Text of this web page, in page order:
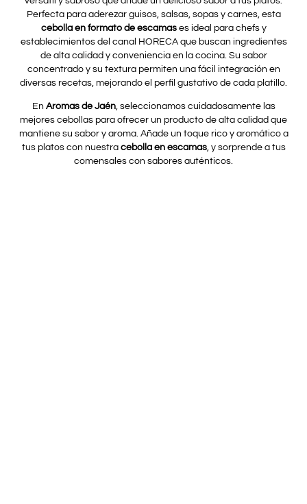
Perfecta para aderezar guisos, salsas, sopas y carnes, esta
cebolla en formato de escamases ideal para chefs y
establecimientos del canal HORECA que buscan ingredientes
de alta calidad y conveniencia en la cocina. Su sabor
concentrado y su textura permiten una fácil integración en
diversas recetas, mejorando el perfil gustativo de cada platillo.
En Aromas de Jaén, seleccionamos cuidadosamente las
mejores cebollas para ofrecer un producto de alta calidad que
mantiene su sabor y aroma. Añade un toque rico y aromático a
tus platos con nuestra cebolla en escamas, y sorprende a tus
comensales con sabores auténticos.